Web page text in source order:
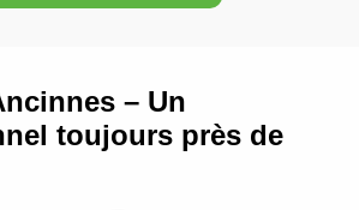
– Un
toujours près de